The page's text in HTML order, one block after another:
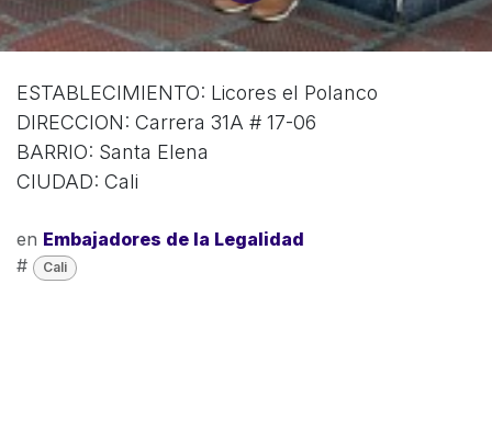
ESTABLECIMIENTO: Licores el Polanco
DIRECCION: Carrera 31A # 17-06
BARRIO: Santa Elena
CIUDAD: Cali
en Embajadores de la Legalidad
#
Cali